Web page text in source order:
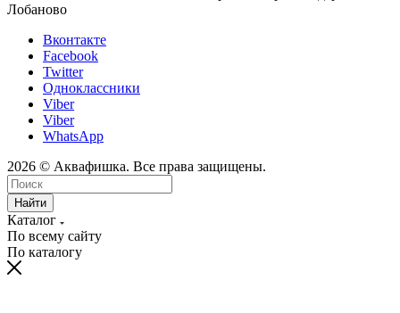
Лобаново
Вконтакте
Facebook
Twitter
Одноклассники
Viber
Viber
WhatsApp
2026 © Аквафишка. Все права защищены.
Найти
Каталог
По всему сайту
По каталогу